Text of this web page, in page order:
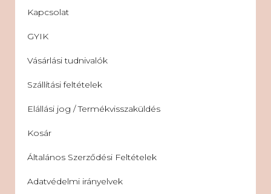
Kapcsolat
GYIK
Vásárlási tudnivalók
Szállítási feltételek
Elállási jog / Termékvisszaküldés
Kosár
Általános Szerződési Feltételek
Adatvédelmi irányelvek